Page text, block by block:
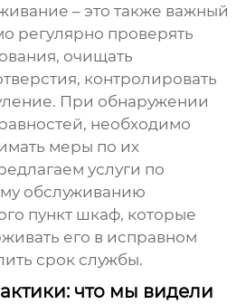
– это также важный
регулярно проверять
очищать
контролировать
При обнаружении
необходимо
меры по их
услуги по
обслуживанию
пункт шкаф, которые
его в исправном
срок службы.
что мы видели